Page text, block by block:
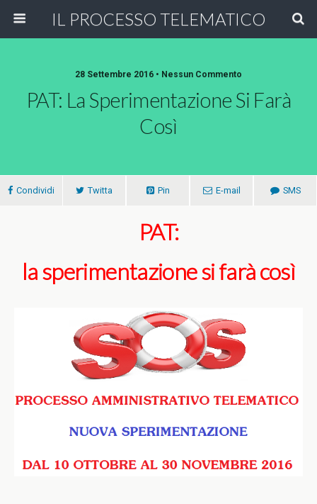
IL PROCESSO TELEMATICO
28 Settembre 2016 • Nessun Commento
PAT: La Sperimentazione Si Farà
Così
Condividi Twitta Pin E-mail SMS
PAT:
la sperimentazione si farà così